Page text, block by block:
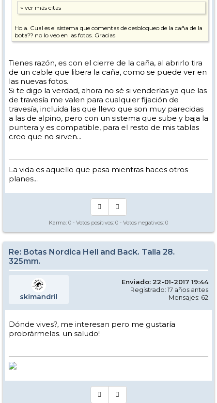
Hola. Cual es el sistema que comentas de desbloqueo de la caña de la
bota?? no lo veo en las fotos. Gracias
Tienes razón, es con el cierre de la caña, al abrirlo tira
de un cable que libera la caña, como se puede ver en
las nuevas fotos.
Si te digo la verdad, ahora no sé si venderlas ya que las
de travesía me valen para cualquier fijación de
travesía, incluida las que llevo que son muy parecidas
a las de alpino, pero con un sistema que sube y baja la
puntera y es compatible, para el resto de mis tablas
creo que no sirven...
La vida es aquello que pasa mientras haces otros
planes...
Karma: 0 - Votos positivos: 0 - Votos negativos: 0
Re: Botas Nordica Hell and Back. Talla 28.
325mm.
skimandril
Enviado: 22-01-2017 19:44
Registrado: 17 años antes
Mensajes: 62
Dónde vives?, me interesan pero me gustaría
probrármelas. un saludo!